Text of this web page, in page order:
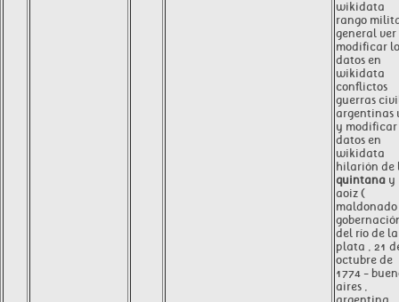
wikidata
rango
general ver
modificar
datos en
wikidata
conflictos
guerras
argentinas
y modificar
datos en
wikidata
hilarión de
quintana y
aoiz (
maldonado
del río de la
plata , 21
octubre de
1774 -
aires ,